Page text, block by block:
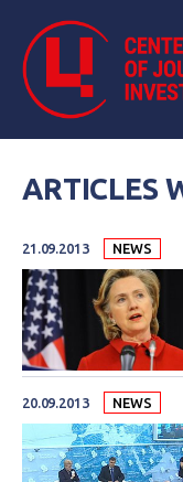
ARTICLES
21.09.2013 NEWS
20.09.2013 NEWS